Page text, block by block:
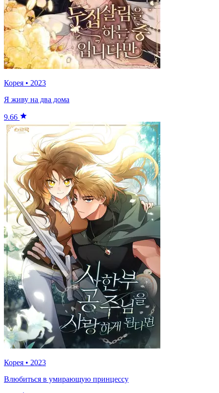
Корея • 2023
Я живу на два дома
9.66
Корея • 2023
Влюбиться в умирающую принцессу